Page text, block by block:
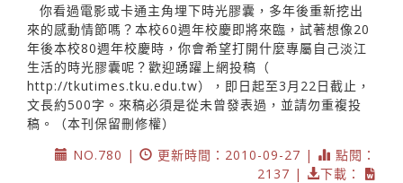
你看過電影或卡通主角埋下時光膠囊，多年後重新挖出
來的感動情節嗎？本校60週年校慶即將來臨，試著想像20
年後本校80週年校慶時，你會希望打開什麼專屬自己淡江
生活的時光膠囊呢？歡迎踴躍上網投稿（
http://tkutimes.tku.edu.tw），即日起至3月22日截止，
文長約500字。來稿必須是從未曾發表過，並請勿重複投
稿。（本刊保留刪修權）
NO.780 |
更新時間：2010-09-27 |
點閱：
2137 |
下載：